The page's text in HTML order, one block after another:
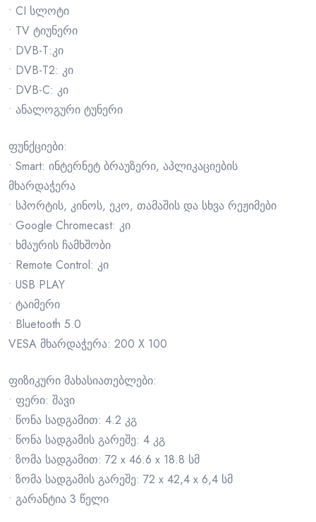
• CI სლოტი
• TV ტიუნერი
• DVB-T:კი
• DVB-T2: კი
• DVB-C: კი
• ანალოგური ტუნერი
ფუნქციები:
• Smart: ინტერნეტ ბრაუზერი, აპლიკაციების
მხარდაჭერა
• სპორტის, კინოს, ეკო, თამაშის და სხვა რეჟიმები
• Google Chromecast: კი
• ხმაურის ჩამხშობი
• Remote Control: კი
• USB PLAY
• ტაიმერი
• Bluetooth 5.0
VESA მხარდაჭერა: 200 X 100
ფიზიკური მახასიათებლები:
• ფერი: შავი
• წონა სადგამით: 4.2 კგ
• წონა სადგამის გარეშე: 4 კგ
• ზომა სადგამით: 72 x 46.6 x 18.8 სმ
• ზომა სადგამის გარეშე: 72 x 42,4 x 6,4 სმ
• გარანტია 3 წელი